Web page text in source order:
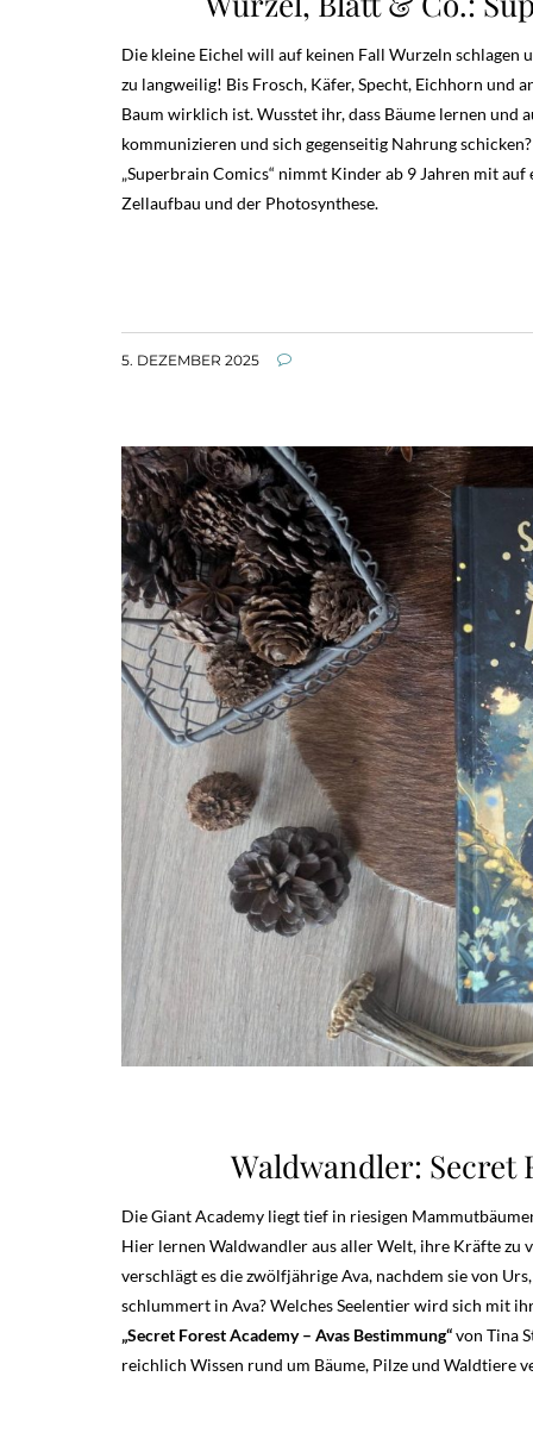
Die kleine Eichel will auf keinen Fall Wurzeln schlagen
zu langweilig! Bis Frosch, Käfer, Specht, Eichhorn und
Baum wirklich ist. Wusstet ihr, dass Bäume lernen und
kommunizieren und sich gegenseitig Nahrung
„Superbrain Comics“ nimmt Kinder ab 9 Jahren mit
Zellaufbau und der Photosynthese.
5. DEZEMBER 2025
Waldwandler: Secret
Die Giant Academy liegt tief in riesigen
Hier lernen Waldwandler aus aller Welt, ihre Kräfte zu
verschlägt es die zwölfjährige Ava, nachdem sie von
schlummert in Ava? Welches Seelentier wird sich mit
„Secret Forest Academy – Avas Bestimmung“von Tina
reichlich Wissen rund um Bäume, Pilze und Waldtiere